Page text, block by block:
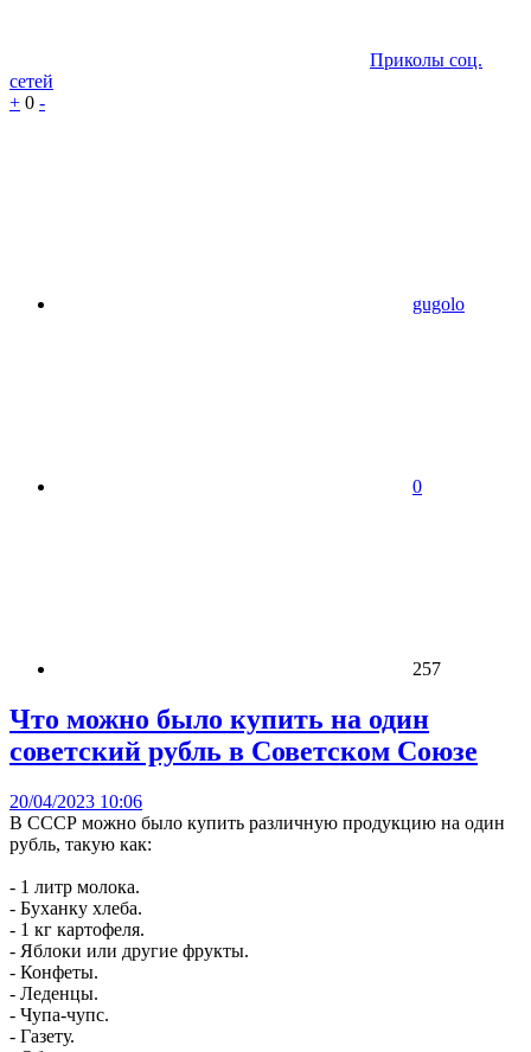
Приколы соц.
сетей
+ 0 -
gugolo
0
257
Что можно было купить на один
советский рубль в Советском Союзе
20/04/2023 10:06
В СССР можно было купить различную продукцию на один
рубль, такую как:
- 1 литр молока.
- Буханку хлеба.
- 1 кг картофеля.
- Яблоки или другие фрукты.
- Конфеты.
- Леденцы.
- Чупа-чупс.
- Газету.